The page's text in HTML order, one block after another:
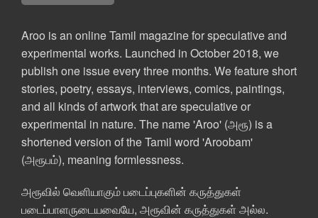
Aroo is an online Tamil magazine for speculative and
experimental works. Launched in October 2018, we
publish one issue every three months. We feature short
stories, poetry, essays, interviews, comics, paintings,
and all kinds of artwork that are speculative or
experimental in nature. The name 'Aroo' (அரூ) is a
shortened version of the Tamil word 'Aroobam'
(அரூபம்), meaning formlessness.
அரூவில் வெளியாகும் படைப்புகளின் கருத்துகள்
படைப்பாளருடையவையே, அரூவின் கருத்துகள் அல்ல.